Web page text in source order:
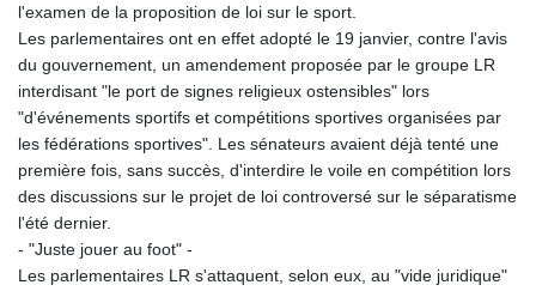
l'examen de la proposition de loi sur le sport.
Les parlementaires ont en effet adopté le 19 janvier, contre l'avis
du gouvernement, un amendement proposée par le groupe LR
interdisant "le port de signes religieux ostensibles" lors
"d'événements sportifs et compétitions sportives organisées par
les fédérations sportives". Les sénateurs avaient déjà tenté une
première fois, sans succès, d'interdire le voile en compétition lors
des discussions sur le projet de loi controversé sur le séparatisme
l'été dernier.
- "Juste jouer au foot" -
Les parlementaires LR s'attaquent, selon eux, au "vide juridique"